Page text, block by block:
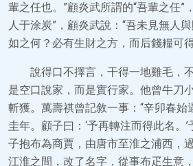
輩之任也。”顧炎武所謂的“吾輩之任”
人于涂炭”，顧炎武說：“吾未見無人
如之何？必有生財之方，而后錢糧可
說得口不擇言，干得一地雞毛，
是空口說家，而是實行家。他曾牛刀
斬獲。萬壽祺曾記敘一事：“辛卯春始
圭年。顧子曰：‘予再轉注而得此名。
子抱布為商賈，由唐市至淮之浦西，
江淮之間，改了名字，從事布疋生意